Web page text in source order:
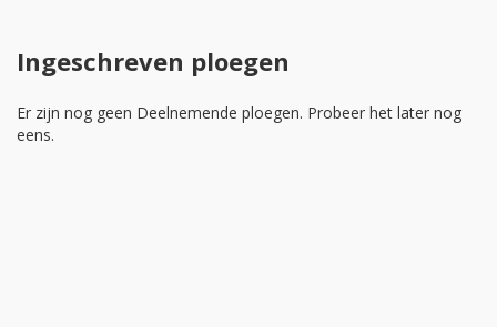
Ingeschreven ploegen
Er zijn nog geen Deelnemende ploegen. Probeer het later nog
eens.